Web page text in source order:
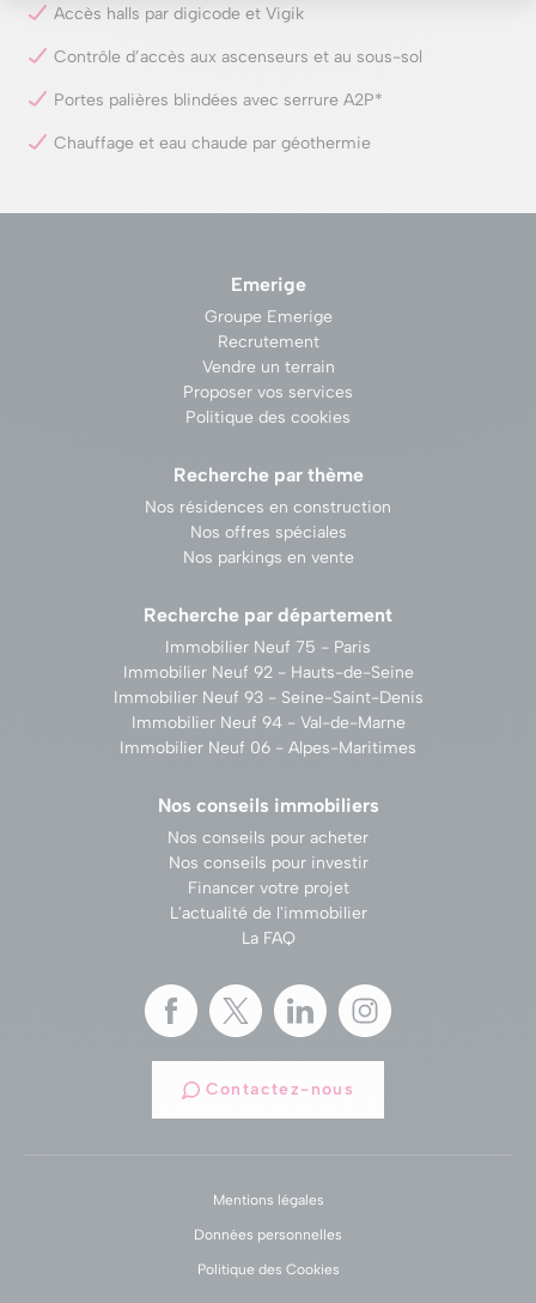
Accès halls par digicode et Vigik
Contrôle d’accès aux ascenseurs et au sous-sol
Portes palières blindées avec serrure A2P*
Chauffage et eau chaude par géothermie
Emerige
Groupe Emerige
Recrutement
Vendre un terrain
Proposer vos services
Politique des cookies
Recherche par thème
Nos résidences en construction
Nos offres spéciales
Nos parkings en vente
Recherche par département
Immobilier Neuf 75 - Paris
Immobilier Neuf 92 - Hauts-de-Seine
Immobilier Neuf 93 - Seine-Saint-Denis
Immobilier Neuf 94 - Val-de-Marne
Immobilier Neuf 06 - Alpes-Maritimes
Nos conseils immobiliers
Nos conseils pour acheter
Nos conseils pour investir
Financer votre projet
L'actualité de l'immobilier
La FAQ
Contactez-nous
Mentions légales
Données personnelles
Politique des Cookies